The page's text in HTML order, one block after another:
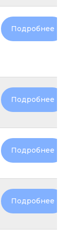
Подробнее
Подробнее
Подробнее
Подробнее